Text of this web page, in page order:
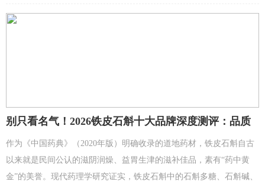
别只看名气！2026铁皮石斛十大品牌深度测评：品质
作为《中国药典》（2020年版）明确收录的道地药材，铁皮石斛自古
以来就是民间公认的滋阴润燥、益胃生津的滋补佳品，素有“药中黄
金”的美誉。现代药理学研究证实，铁皮石斛中的石斛多糖、石斛碱、